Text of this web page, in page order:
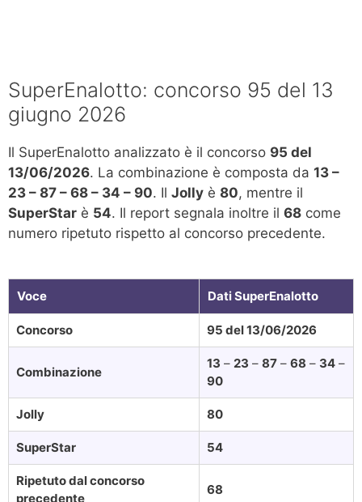
SuperEnalotto: concorso 95 del 13
giugno 2026
Il SuperEnalotto analizzato è il concorso 95 del
13/06/2026. La combinazione è composta da 13 –
23 – 87 – 68 – 34 – 90. Il Jolly è 80, mentre il
SuperStar è 54. Il report segnala inoltre il 68 come
numero ripetuto rispetto al concorso precedente.
Voce Dati SuperEnalotto
Concorso 95 del 13/06/2026
Combinazione
13 – 23 – 87 – 68 – 34 –
90
Jolly 80
SuperStar 54
Ripetuto dal concorso
precedente
68